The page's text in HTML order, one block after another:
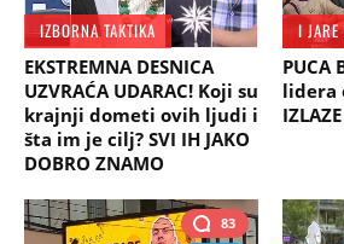
IZBORNA TAKTIKA
EKSTREMNA DESNICA
UZVRAĆA UDARAC! Koji su
krajnji dometi ovih ljudi i
šta im je cilj? SVI IH JAKO
DOBRO ZNAMO
I JARE
PUCA
lidera
83